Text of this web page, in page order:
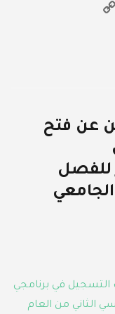
عن فتح
للفصل